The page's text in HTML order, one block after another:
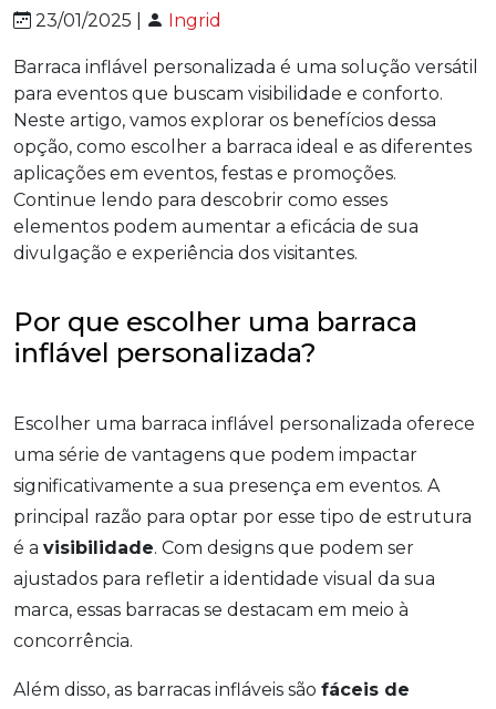
23/01/2025 | Ingrid
Barraca inflável personalizada é uma solução versátil
para eventos que buscam visibilidade e conforto.
Neste artigo, vamos explorar os benefícios dessa
opção, como escolher a barraca ideal e as diferentes
aplicações em eventos, festas e promoções.
Continue lendo para descobrir como esses
elementos podem aumentar a eficácia de sua
divulgação e experiência dos visitantes.
Por que escolher uma barraca
inflável personalizada?
Escolher uma barraca inflável personalizada oferece
uma série de vantagens que podem impactar
significativamente a sua presença em eventos. A
principal razão para optar por esse tipo de estrutura
é a visibilidade. Com designs que podem ser
ajustados para refletir a identidade visual da sua
marca, essas barracas se destacam em meio à
concorrência.
Além disso, as barracas infláveis são fáceis de